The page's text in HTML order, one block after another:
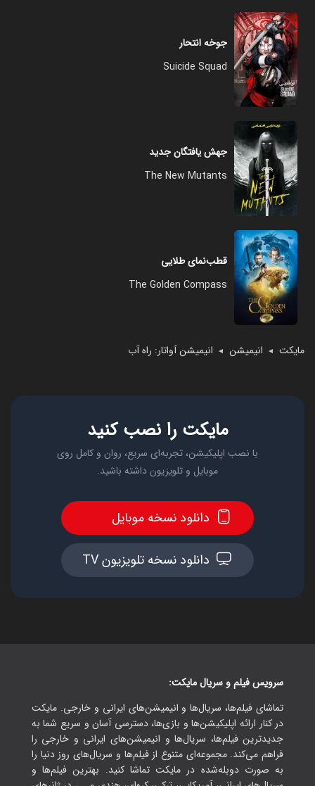
مایکت ◄ انیمیشن ◄ انیمیشن آواتار: راه آب
جوخه انتحار
Suicide Squad
جهش یافتگان جدید
The New Mutants
قطب‌نمای طلایی
The Golden Compass
مایکت را نصب کنید
با نصب اپلیکیشن، تجربه‌ای سریع، روان و کامل روی
موبایل و تلویزیون داشته باشید.
دانلود نسخه موبایل
دانلود نسخه تلویزیون TV
سرویس فیلم و سریال مایکت:
تماشای فیلم‌ها، سریال‌ها و انیمیشن‌های ایرانی و خارجی. مایکت
در کنار ارائه اپلیکیشن‌ها و بازی‌ها، دسترسی آسان و سریع شما به
جدیدترین فیلم‌ها، سریال‌ها و انیمیشن‌های ایرانی و خارجی را
فراهم می‌کند. مجموعه‌ای متنوع از فیلم‌ها و سریال‌های روز دنیا را
به صورت دوبله‌شده در مایکت تماشا کنید. بهترین فیلم‌ها و